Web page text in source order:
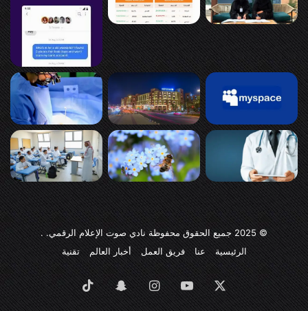
© 2025 جميع الحقوق محفوظة نادي صوت الإعلام الرقمي. .
الرئيسية
عنا فريق العمل أخبار العالم تقنية
‫X
‫YouTubeانستقرامسناب ‫TikTok